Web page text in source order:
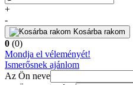
+
-
Kosárba rakom
0 (0)
Mondja el véleményét!
Ismerősnek ajánlom
Az Ön neve